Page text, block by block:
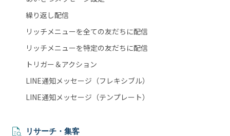
繰り返し配信
リッチメニューを全ての友だちに配信
リッチメニューを特定の友だちに配信
トリガー＆アクション
LINE通知メッセージ（フレキシブル）
LINE通知メッセージ（テンプレート）
リサーチ・集客